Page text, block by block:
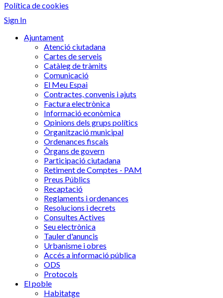
Política de cookies
Sign In
Ajuntament
Atenció ciutadana
Cartes de serveis
Catàleg de tràmits
Comunicació
El Meu Espai
Contractes, convenis i ajuts
Factura electrònica
Informació econòmica
Opinions dels grups polítics
Organització municipal
Ordenances fiscals
Òrgans de govern
Participació ciutadana
Retiment de Comptes - PAM
Preus Públics
Recaptació
Reglaments i ordenances
Resolucions i decrets
Consultes Actives
Seu electrònica
Tauler d'anuncis
Urbanisme i obres
Accés a informació pública
ODS
Protocols
El poble
Habitatge